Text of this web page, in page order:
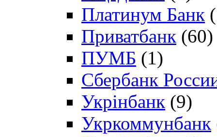
Платинум Банк
Приватбанк (60)
ПУМБ (1)
Сбербанк
Укрінбанк (9)
Укркоммунбанк